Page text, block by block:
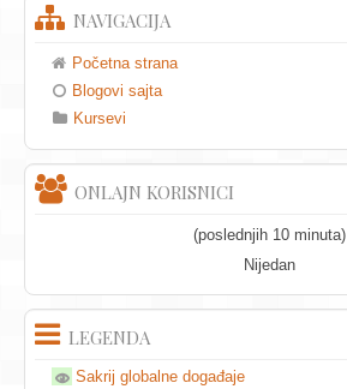
NAVIGACIJA
Početna strana
Blogovi sajta
Kursevi
ONLAJN KORISNICI
(poslednjih 10 minuta)
Nijedan
LEGENDA
Sakrij globalne događaje